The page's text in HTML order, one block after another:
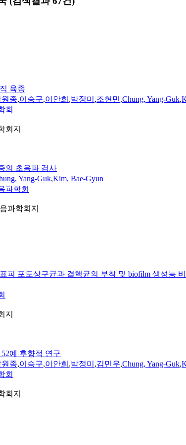
육종
원종,이승구,이안희 ,박정미 ,조현민,Chung, Yang-Guk,
회
회지
의 초음파 검사
Yang-Guk,Kim, Bae-Gyun
파학회
파학회지
피 포도상구균과 결핵균의 부착 및 biofilm 생성능
지
예 후향적 연구
원종,이승구,이안희 ,박정미 ,김민우,Chung, Yang-Guk,
회
회지